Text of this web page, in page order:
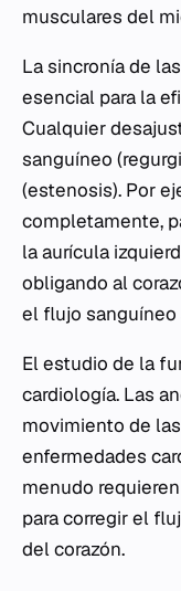
musculares del
La sincronía de
esencial para la
Cualquier
sanguíneo
(estenosis). Por
completamente,
la aurícula
obligando al
el flujo sanguíneo
El estudio de la
cardiología. Las
movimiento de
enfermedades
menudo
para corregir el
del corazón.